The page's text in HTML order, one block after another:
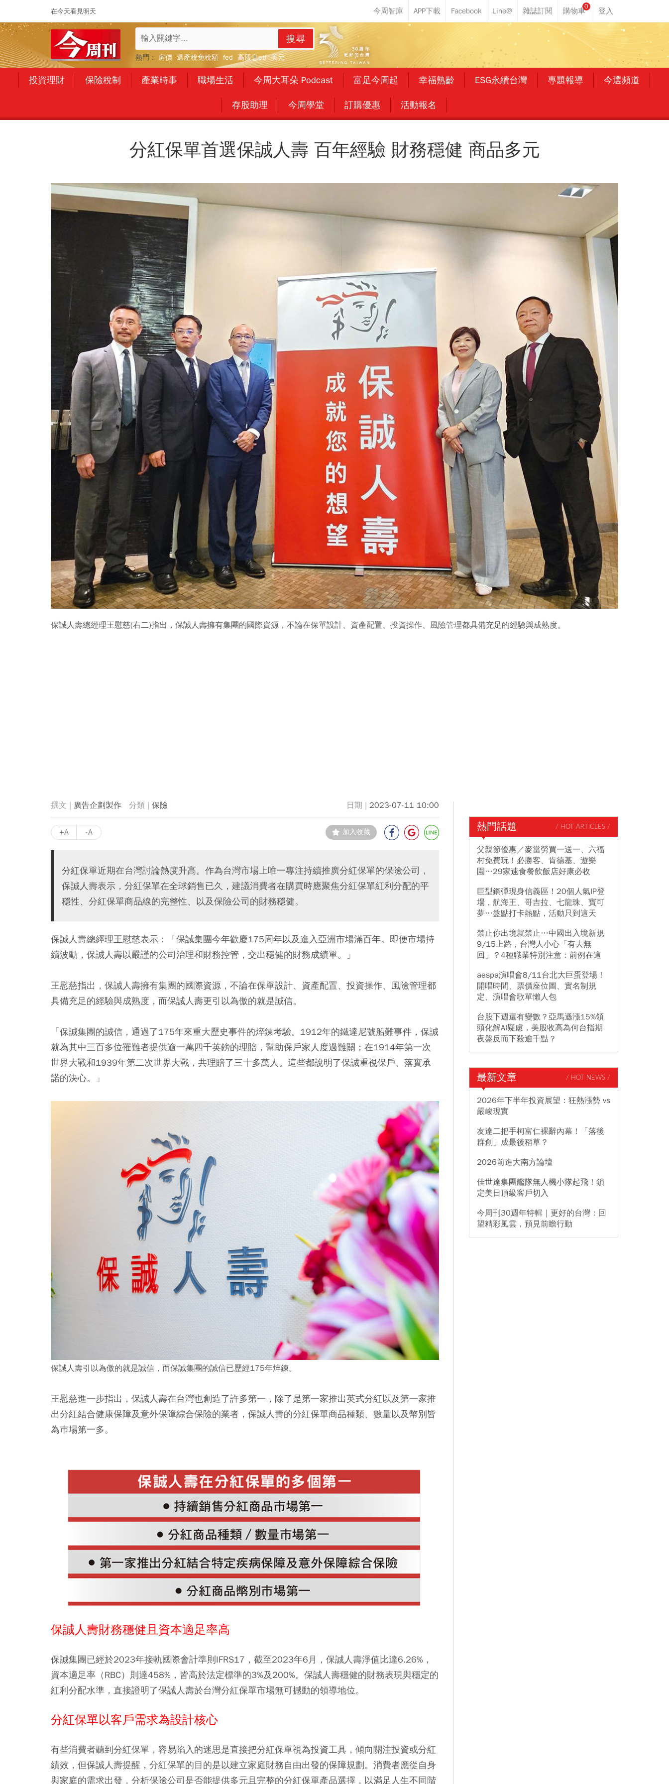
在今天看見明天
0
搜尋
熱門： 房價 遺產稅免稅額 fed 高股息etf 美元
投資理財 保險稅制 產業時事 職場生活 今周大耳朵 Podcast 富足今周起 幸福熟齡 ESG永續台灣 專題報導 今選頻道
存股助理 今周學堂 訂購優惠 活動報名
分紅保單首選保誠人壽 百年經驗 財務穩健 商品多元
保誠人壽總經理王慰慈(右二)指出，保誠人壽擁有集團的國際資源，不論在保單設計、資產配置、投資操作、風險管理都具備充足的經驗與成熟度。
廣告企劃製作 保險 2023-07-11 10:00
+A -A 加入收藏
分紅保單近期在台灣討論熱度升高。作為台灣市場上唯一專注持續推廣分紅保單的保險公司，
保誠人壽表示，分紅保單在全球銷售已久，建議消費者在購買時應聚焦分紅保單紅利分配的平
穩性、分紅保單商品線的完整性、以及保險公司的財務穩健。
保誠人壽總經理王慰慈表示：「保誠集團今年歡慶175周年以及進入亞洲市場滿百年。即便市場持
續波動，保誠人壽以嚴謹的公司治理和財務控管，交出穩健的財務成績單。」
王慰慈指出，保誠人壽擁有集團的國際資源，不論在保單設計、資產配置、投資操作、風險管理都
具備充足的經驗與成熟度，而保誠人壽更引以為傲的就是誠信。
「保誠集團的誠信，通過了175年來重大歷史事件的焠鍊考驗。1912年的鐵達尼號船難事件，保誠
就為其中三百多位罹難者提供逾一萬四千英鎊的理賠，幫助保戶家人度過難關；在1914年第一次
世界大戰和1939年第二次世界大戰，共理賠了三十多萬人。這些都說明了保誠重視保戶、落實承
諾的決心。」
保誠人壽引以為傲的就是誠信，而保誠集團的誠信已歷經175年焠鍊。
王慰慈進一步指出，保誠人壽在台灣也創造了許多第一，除了是第一家推出英式分紅以及第一家推
出分紅結合健康保障及意外保障綜合保險的業者，保誠人壽的分紅保單商品種類、數量以及幣別皆
為巿場第一多。
保誠人壽財務穩健且資本適足率高
保誠集團已經於2023年接軌國際會計準則IFRS17，截至2023年6月，保誠人壽淨值比達6.26%，
資本適足率（RBC）則達458%，皆高於法定標準的3%及200%。保誠人壽穩健的財務表現與穩定的
紅利分配水準，直接證明了保誠人壽於台灣分紅保單市場無可撼動的領導地位。
分紅保單以客戶需求為設計核心
有些消費者聽到分紅保單，容易陷入的迷思是直接把分紅保單視為投資工具，傾向關注投資或分紅
績效，但保誠人壽提醒，分紅保單的目的是以建立家庭財務自由出發的保障規劃。消費者應從自身
與家庭的需求出發，分析保險公司是否能提供多元且完整的分紅保單產品選擇，以滿足人生不同階
熱門話題 / HOT ARTICLES /
父親節優惠／麥當勞買一送一、六福
村免費玩！必勝客、肯德基、遊樂
園…29家速食餐飲飯店好康必收
巨型鋼彈現身信義區！20個人氣IP登
場，航海王、哥吉拉、七龍珠、寶可
夢…盤點打卡熱點，活動只到這天
禁止你出境就禁止…中國出入境新規
9/15上路，台灣人小心「有去無
回」？4種職業特別注意：前例在這
aespa演唱會8/11台北大巨蛋登場！
開唱時間、票價座位圖、實名制規
定、演唱會歌單懶人包
台股下週還有變數？亞馬遜漲15%領
頭化解AI疑慮，美股收高為何台指期
夜盤反而下殺逾千點？
最新文章 / HOT NEWS /
2026年下半年投資展望：狂熱漲勢 vs
嚴峻現實
友達二把手柯富仁裸辭內幕！「落後
群創」成最後稻草？
2026前進大南方論壇
佳世達集團艦隊無人機小隊起飛！鎖
定美日頂級客戶切入
今周刊30週年特輯｜更好的台灣：回
望精彩風雲，預見前瞻行動